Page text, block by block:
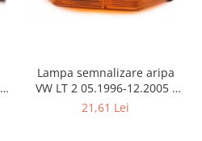
Lampa semnalizare aripa
VW LT 2 05.1996-12.2005 ;
Mercedes Sprinter 1995-
21,61 Lei